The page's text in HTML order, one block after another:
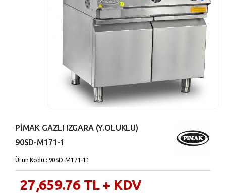
PİMAK GAZLI IZGARA (Y.OLUKLU)
90SD-M171-1
Ürün Kodu : 90SD-M171-11
27,659.76 TL + KDV